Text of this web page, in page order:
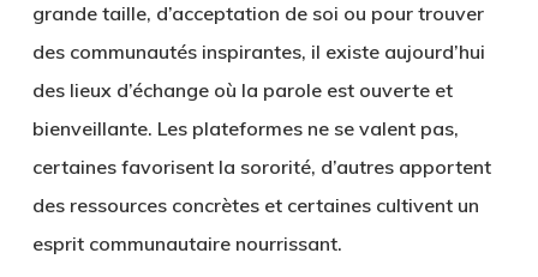
grande taille, d’acceptation de soi ou pour trouver
des communautés inspirantes, il existe aujourd’hui
des lieux d’échange où la parole est ouverte et
bienveillante. Les plateformes ne se valent pas,
certaines favorisent la sororité, d’autres apportent
des ressources concrètes et certaines cultivent un
esprit communautaire nourrissant.